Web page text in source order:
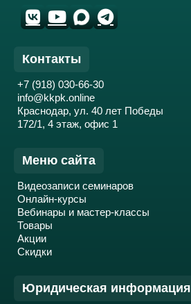
Контакты
+7 (918) 030-66-30
info@kkpk.online
Краснодар, ул. 40 лет Победы
172/1, 4 этаж, офис 1
Меню сайта
Видеозаписи семинаров
Онлайн-курсы
Вебинары и мастер-классы
Товары
Акции
Скидки
Юридическая информация